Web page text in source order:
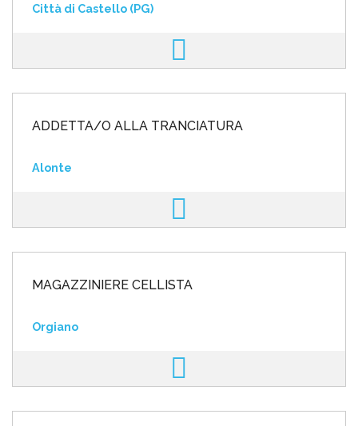
Città di Castello (PG)
ADDETTA/O ALLA TRANCIATURA
Alonte
MAGAZZINIERE CELLISTA
Orgiano